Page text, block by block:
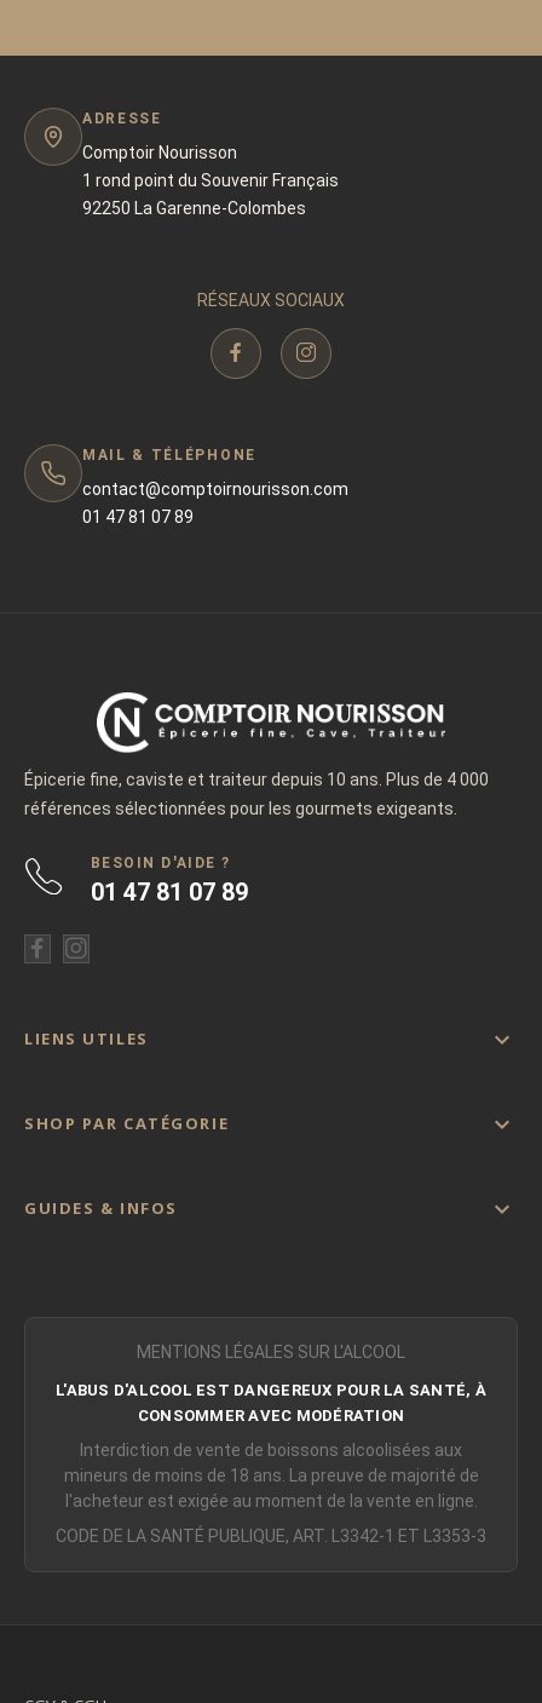
ADRESSE
Comptoir Nourisson
1 rond point du Souvenir Français
92250 La Garenne-Colombes
RÉSEAUX SOCIAUX
MAIL & TÉLÉPHONE
contact@comptoirnourisson.com
01 47 81 07 89
Épicerie fine, caviste et traiteur depuis 10 ans. Plus de 4 000
références sélectionnées pour les gourmets exigeants.
BESOIN D'AIDE ?
01 47 81 07 89
LIENS UTILES 
SHOP PAR CATÉGORIE 
GUIDES & INFOS 
MENTIONS LÉGALES SUR L'ALCOOL
L'ABUS D'ALCOOL EST DANGEREUX POUR LA SANTÉ, À
CONSOMMER AVEC MODÉRATION
Interdiction de vente de boissons alcoolisées aux
mineurs de moins de 18 ans. La preuve de majorité de
l'acheteur est exigée au moment de la vente en ligne.
CODE DE LA SANTÉ PUBLIQUE, ART. L3342-1 ET L3353-3